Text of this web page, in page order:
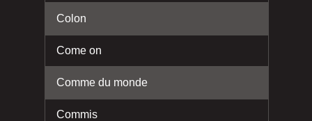
Colon
Come on
Comme du monde
Commis